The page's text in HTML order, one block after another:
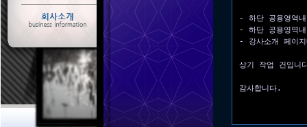
- 하단 공용영역
- 하단 공용영역
- 강사소개 페이
상기 작업 건입니
감사합니다.